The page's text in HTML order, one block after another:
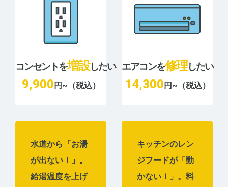
コンセントを増設したい
9,900 円~（税込）
エアコンを修理したい
14,300 円~（税込）
水道から「お湯
が出ない！」。
給湯温度を上げ
キッチンのレン
ジフードが「動
かない！」。料